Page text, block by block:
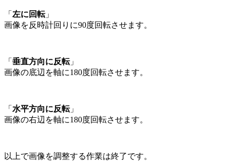
「 左に回転」
画像を反時計回りに90度回転させます。
「 垂直方向に反転」
画像の底辺を軸に180度回転させます。
「 水平方向に反転」
画像の右辺を軸に180度回転させます。
以上で画像を調整する作業は終了です。